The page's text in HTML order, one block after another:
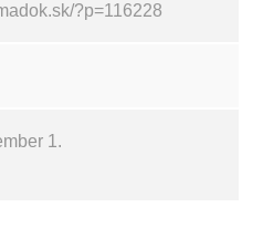
?p=116228
1.